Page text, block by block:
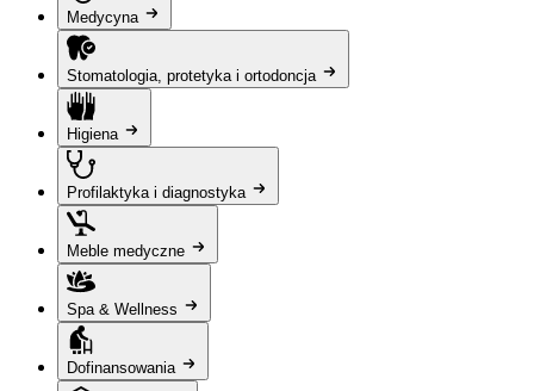
Medycyna
Stomatologia, protetyka i ortodoncja
Higiena
Profilaktyka i diagnostyka
Meble medyczne
Spa & Wellness
Dofinansowania